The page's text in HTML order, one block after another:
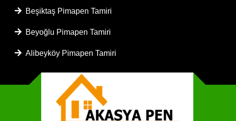
Beşiktaş Pimapen Tamiri
Beyoğlu Pimapen Tamiri
Alibeyköy Pimapen Tamiri